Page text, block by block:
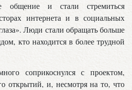
общение и стали стремиться
интернета и в социальных
Люди стали обращать больше
кто находится в более трудной
соприкоснулся с проектом,
открытий, и, несмотря на то, что